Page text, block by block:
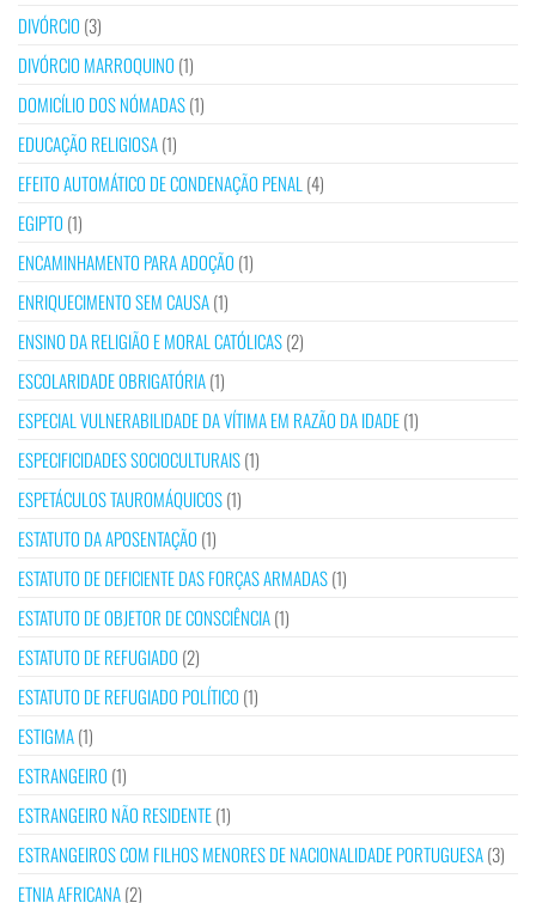
DIVÓRCIO (3)
DIVÓRCIO MARROQUINO (1)
DOMICÍLIO DOS NÓMADAS(1)
EDUCAÇÃO RELIGIOSA(1)
EFEITO AUTOMÁTICO DE CONDENAÇÃO PENAL (4)
EGIPTO (1)
ENCAMINHAMENTO PARA ADOÇÃO (1)
ENRIQUECIMENTO SEM CAUSA(1)
ENSINO DA RELIGIÃO E MORAL CATÓLICAS(2)
ESCOLARIDADE OBRIGATÓRIA(1)
ESPECIAL VULNERABILIDADE DA VÍTIMA EM RAZÃO DA IDADE(1)
ESPECIFICIDADES SOCIOCULTURAIS(1)
ESPETÁCULOS TAUROMÁQUICOS(1)
ESTATUTO DA APOSENTAÇÃO (1)
ESTATUTO DE DEFICIENTE DAS FORÇAS ARMADAS(1)
ESTATUTO DE OBJETOR DE CONSCIÊNCIA(1)
ESTATUTO DE REFUGIADO (2)
ESTATUTO DE REFUGIADO POLÍTICO (1)
ESTIGMA(1)
ESTRANGEIRO (1)
ESTRANGEIRO NÃO RESIDENTE(1)
ESTRANGEIROS COM FILHOS MENORES DE NACIONALIDADE PORTUGUESA(3)
ETNIA AFRICANA(2)